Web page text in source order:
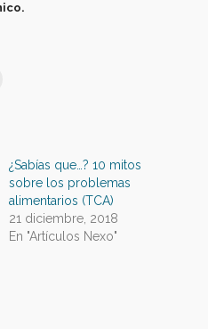
amigo
(Se
abre
una
ventana
nueva)
¿Sabías que…? 10 mitos
sobre los problemas
alimentarios (TCA)
21 diciembre, 2018
En "Artículos Nexo"